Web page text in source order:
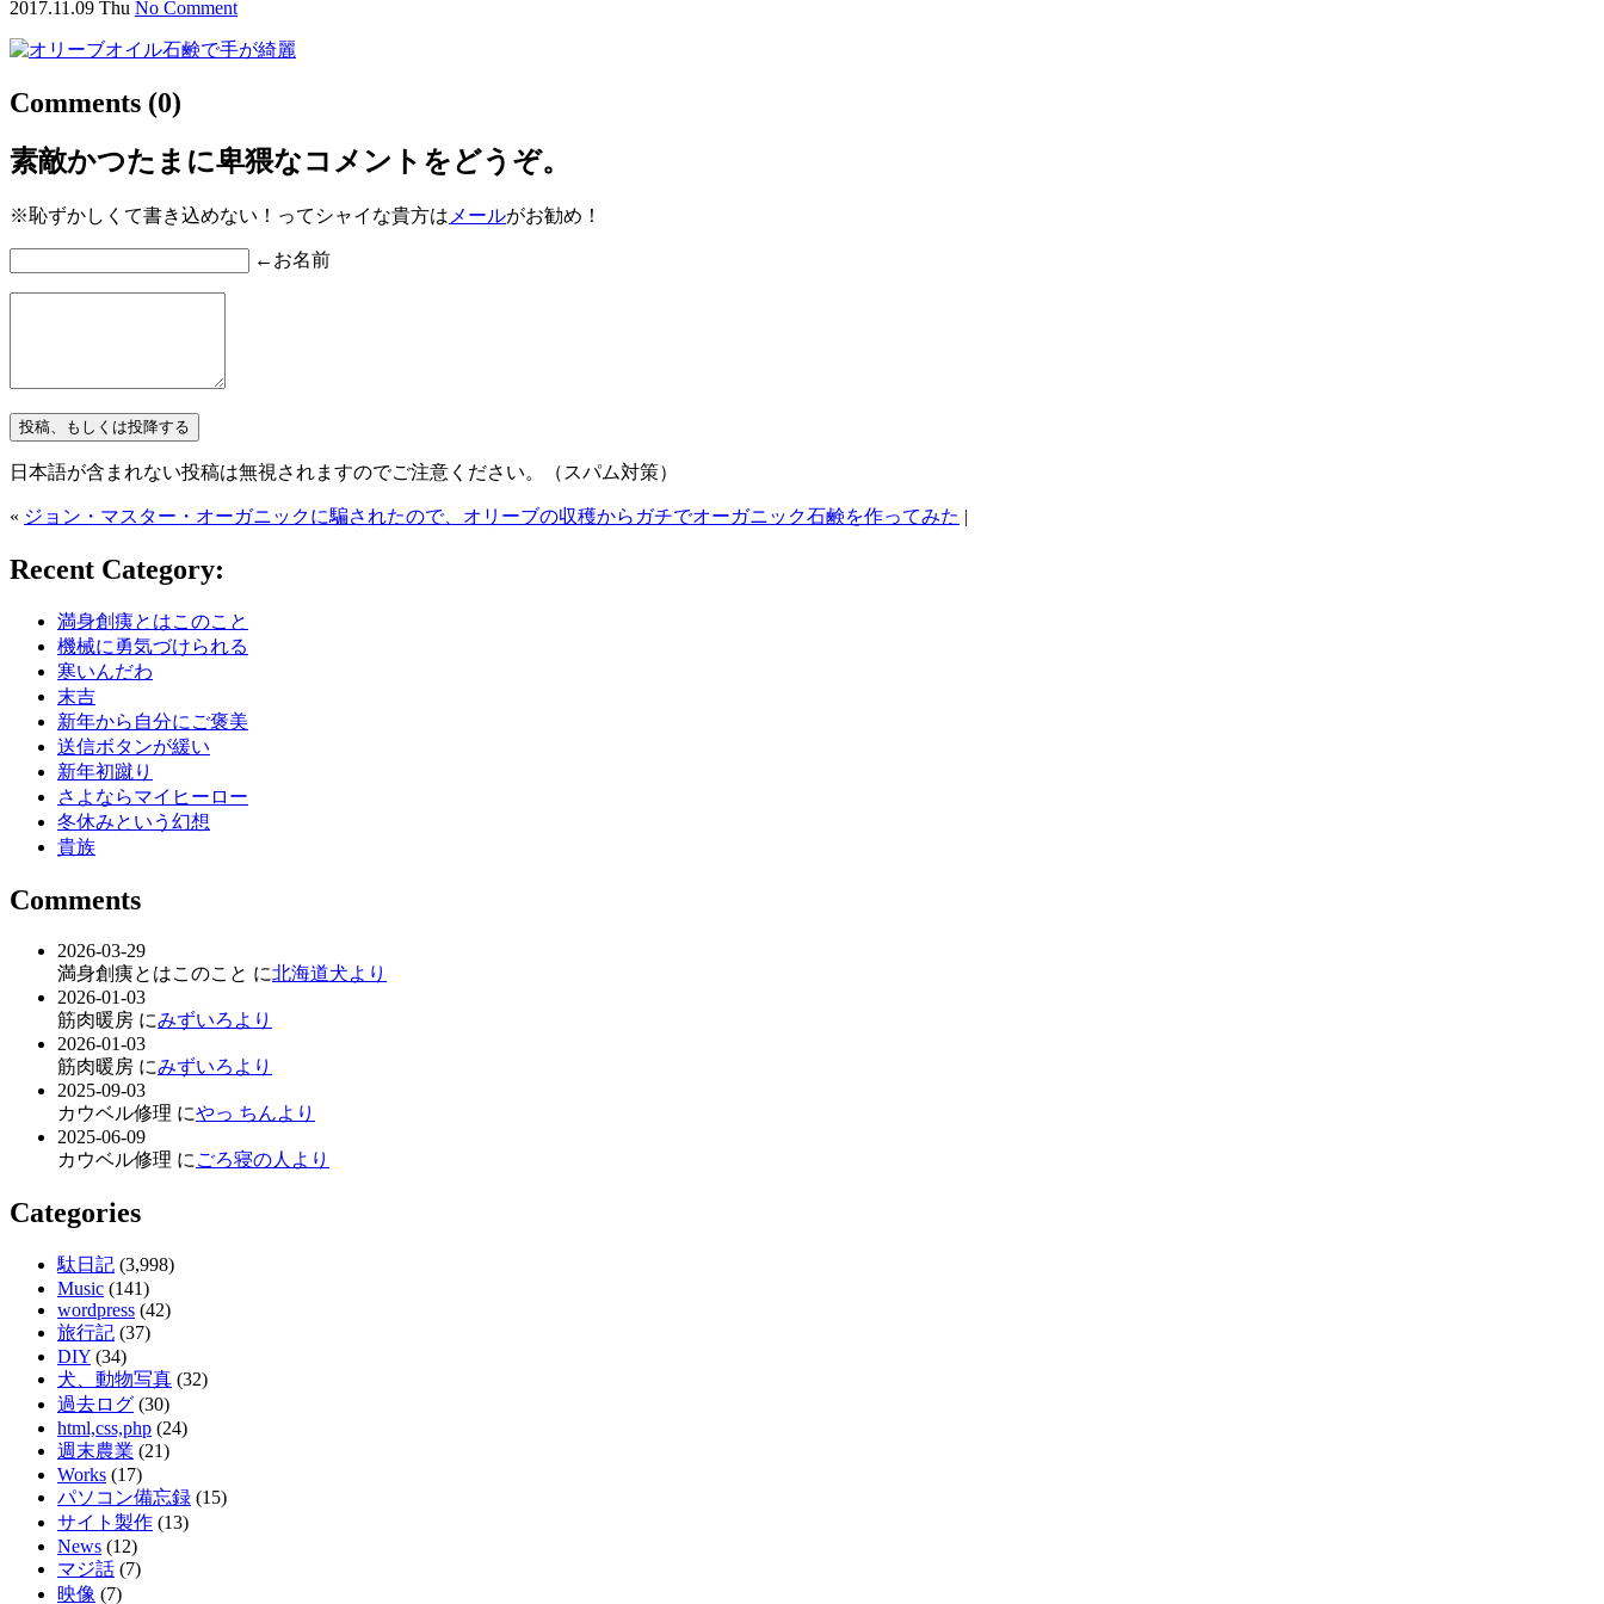
2017.11.09 Thu No Comment
Comments (0)
素敵かつたまに卑猥なコメントをどうぞ。
※恥ずかしくて書き込めない！ってシャイな貴方は メールがお勧め！
←お名前
日本語が含まれない投稿は無視されますのでご注意ください。（スパム対策）
« ジョン・マスター・オーガニックに騙されたので、オリーブの収穫からガチでオーガニック石鹸を作ってみた |
Recent Category:
満身創痍とはこのこと
機械に勇気づけられる
寒いんだわ
末吉
新年から自分にご褒美
送信ボタンが緩い
新年初蹴り
さよならマイヒーロー
冬休みという幻想
貴族
Comments
2026-03-29
満身創痍とはこのこと に北海道犬より
2026-01-03
筋肉暖房 にみずいろより
2026-01-03
筋肉暖房 にみずいろより
2025-09-03
カウベル修理 にやっ ちんより
2025-06-09
カウベル修理 に ごろ寝の人より
Categories
駄日記 (3,998)
Music (141)
wordpress (42)
旅行記 (37)
DIY (34)
犬、動物写真 (32)
過去ログ (30)
html,css,php (24)
週末農業 (21)
Works (17)
パソコン備忘録 (15)
サイト製作 (13)
News (12)
マジ話 (7)
映像 (7)